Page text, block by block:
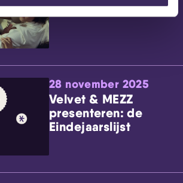
28 november 2025
Velvet & MEZZ
presenteren: de
Eindejaarslijst